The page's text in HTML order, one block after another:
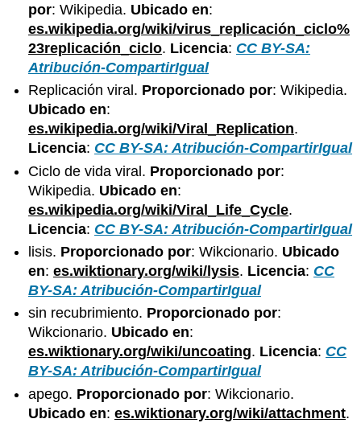
por: Wikipedia. Ubicado en:
es.wikipedia.org/wiki/virus_replicación_ciclo%
23replicación_ciclo. Licencia: CC BY-SA:
Atribución-CompartirIgual
Replicación viral. Proporcionado por: Wikipedia.
Ubicado en:
es.wikipedia.org/wiki/Viral_Replication.
Licencia: CC BY-SA: Atribución-CompartirIgual
Ciclo de vida viral. Proporcionado por:
Wikipedia. Ubicado en:
es.wikipedia.org/wiki/Viral_Life_Cycle.
Licencia: CC BY-SA: Atribución-CompartirIgual
lisis. Proporcionado por: Wikcionario. Ubicado
en:es.wiktionary.org/wiki/lysis. Licencia: CC
BY-SA: Atribución-CompartirIgual
sin recubrimiento. Proporcionado por:
Wikcionario. Ubicado en:
es.wiktionary.org/wiki/uncoating. Licencia: CC
BY-SA: Atribución-CompartirIgual
apego. Proporcionado por: Wikcionario.
Ubicado en:es.wiktionary.org/wiki/attachment.